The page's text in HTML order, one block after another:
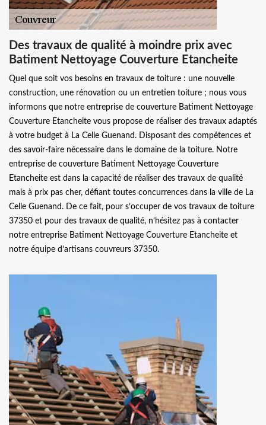
Des travaux de qualité à moindre prix avec
Batiment Nettoyage Couverture Etancheite
Quel que soit vos besoins en travaux de toiture : une nouvelle
construction, une rénovation ou un entretien toiture ; nous vous
informons que notre entreprise de couverture Batiment Nettoyage
Couverture Etancheite vous propose de réaliser des travaux adaptés
à votre budget à La Celle Guenand. Disposant des compétences et
des savoir-faire nécessaire dans le domaine de la toiture. Notre
entreprise de couverture Batiment Nettoyage Couverture
Etancheite est dans la capacité de réaliser des travaux de qualité
mais à prix pas cher, défiant toutes concurrences dans la ville de La
Celle Guenand. De ce fait, pour s’occuper de vos travaux de toiture
37350 et pour des travaux de qualité, n’hésitez pas à contacter
notre entreprise Batiment Nettoyage Couverture Etancheite et
notre équipe d’artisans couvreurs 37350.